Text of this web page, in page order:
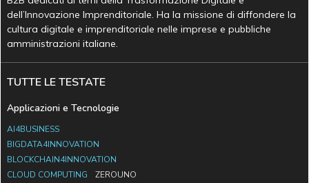
dell’Innovazione Imprenditoriale. Ha la missione di diffondere la
cultura digitale e imprenditoriale nelle imprese e pubbliche
amministrazioni italiane.
TUTTE LE TESTATE
Applicazioni e Tecnologie
AI4BUSINESS
BIGDATA4INNOVATION
BLOCKCHAIN4INNOVATION
CLOUD COMPUTING
ZEROUNO